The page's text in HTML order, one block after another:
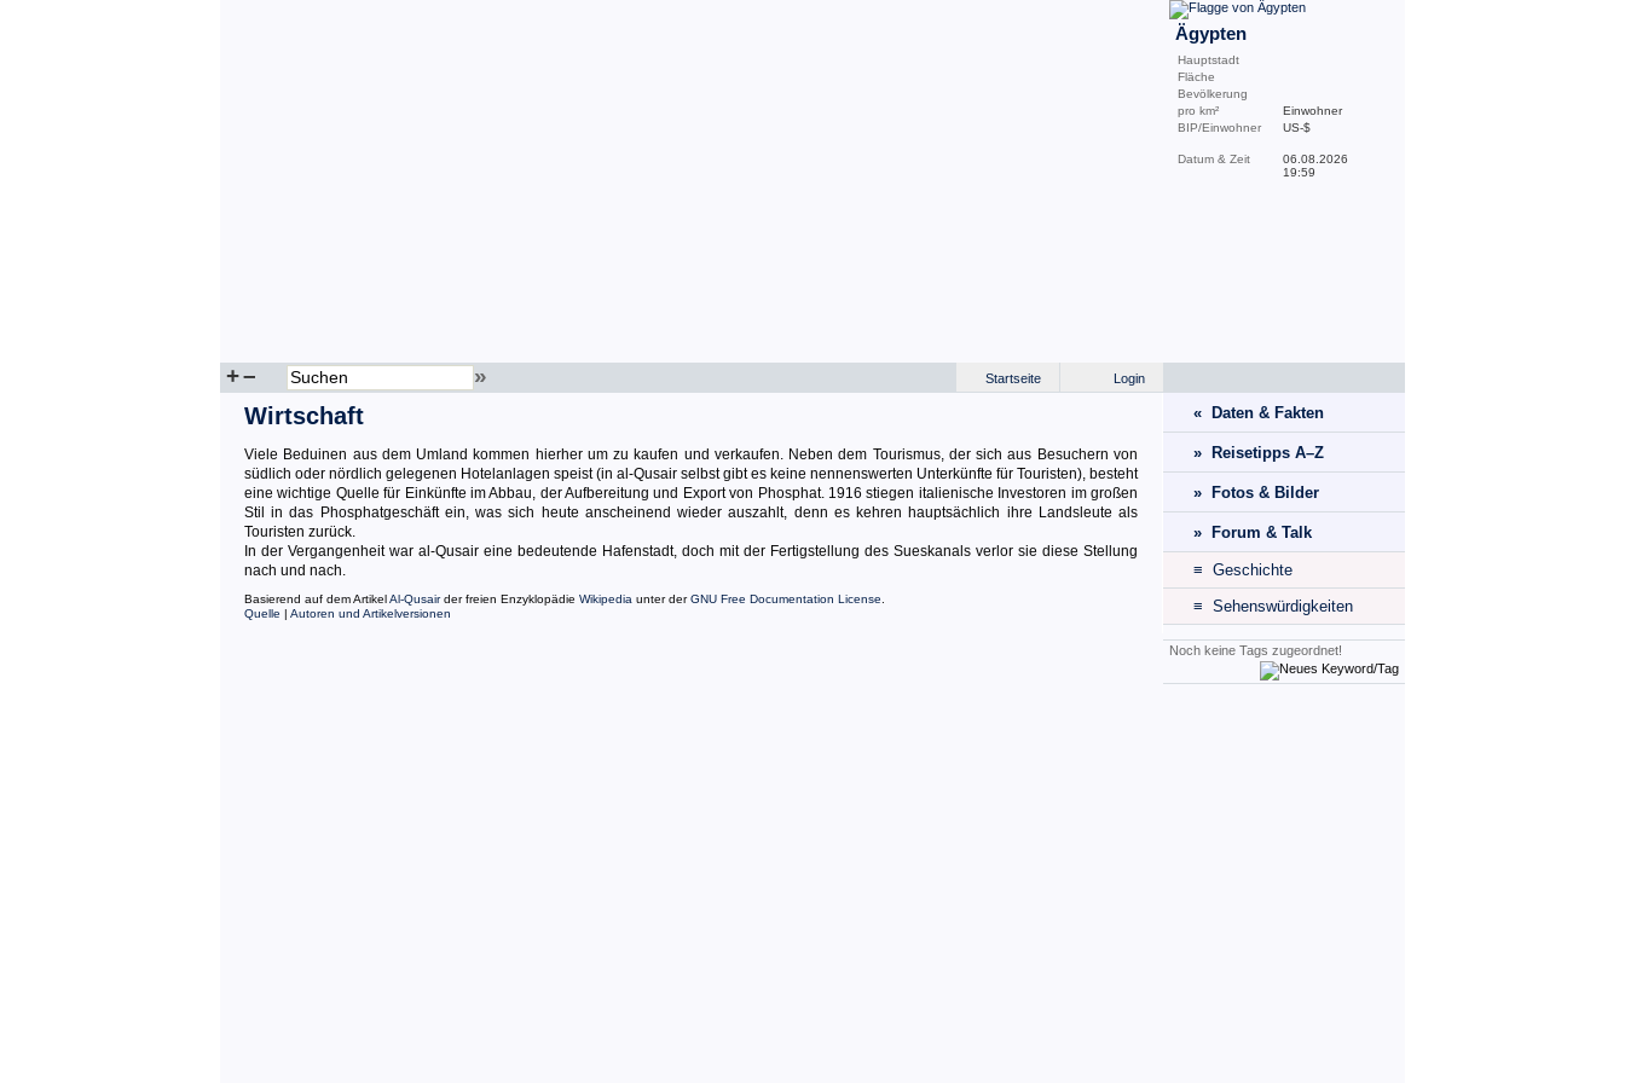
Ägypten
Hauptstadt
Fläche
Bevölkerung
pro km²
Einwohner
BIP/Einwohner
US-$
Datum & Zeit
06.08.2026
19:59
+– » Login
Startseite
Wirtschaft
Viele Beduinen aus dem Umland kommen hierher um zu kaufen und verkaufen. Neben dem Tourismus, der sich aus Besuchern von
südlich oder nördlich gelegenen Hotelanlagen speist (in al-Qusair selbst gibt es keine nennenswerten Unterkünfte für Touristen), besteht
eine wichtige Quelle für Einkünfte im Abbau, der Aufbereitung und Export von Phosphat. 1916 stiegen italienische Investoren im großen
Stil in das Phosphatgeschäft ein, was sich heute anscheinend wieder auszahlt, denn es kehren hauptsächlich ihre Landsleute als
Touristen zurück.
In der Vergangenheit war al-Qusair eine bedeutende Hafenstadt, doch mit der Fertigstellung des Sueskanals verlor sie diese Stellung
nach und nach.
Basierend auf dem ArtikelAl-Qusairder freien Enzyklopädie Wikipedia unter derGNU Free Documentation License
Quelle | Autoren und Artikelversionen
« Daten & Fakten
» Reisetipps A–Z
» Fotos & Bilder
» Forum & Talk
≡ Geschichte
≡ Sehenswürdigkeiten
Noch keine Tags zugeordnet!